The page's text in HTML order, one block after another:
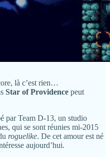
là c’est rien…
Star of Providence peut
par Team D-13, un studio
qui se sont réunies mi-2015
roguelike. De cet amour est né
aujourd’hui.